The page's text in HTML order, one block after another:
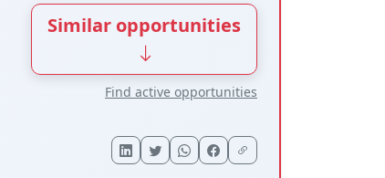
Similar opportunities
Find active opportunities